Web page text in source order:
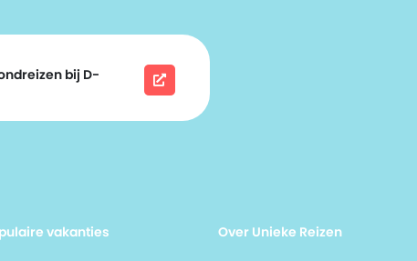
bij D-
vakanties Over Unieke Reizen